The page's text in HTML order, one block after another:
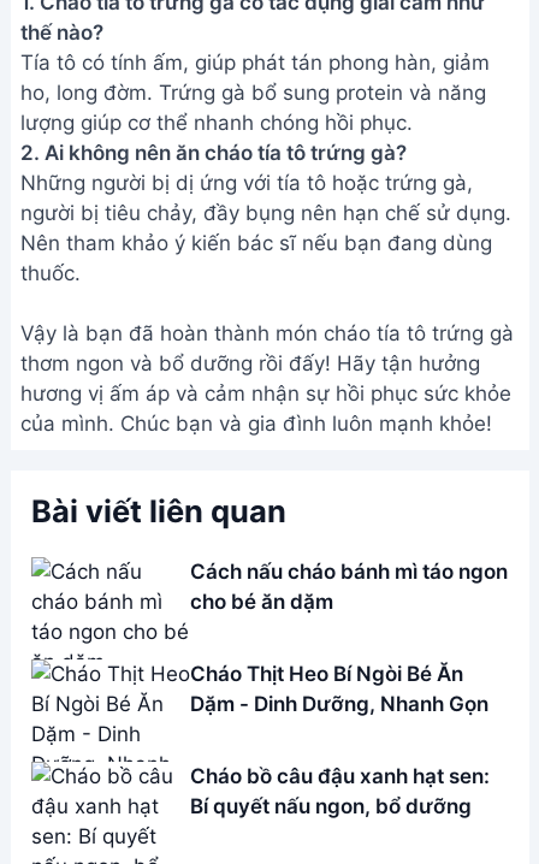
thế nào?
Tía tô có tính ấm, giúp phát tán phong hàn, giảm
ho, long đờm. Trứng gà bổ sung protein và năng
lượng giúp cơ thể nhanh chóng hồi phục.
2. Ai không nên ăn cháo tía tô trứng gà?
Những người bị dị ứng với tía tô hoặc trứng gà,
người bị tiêu chảy, đầy bụng nên hạn chế sử dụng.
Nên tham khảo ý kiến bác sĩ nếu bạn đang dùng
thuốc.
Vậy là bạn đã hoàn thành món cháo tía tô trứng gà
thơm ngon và bổ dưỡng rồi đấy! Hãy tận hưởng
hương vị ấm áp và cảm nhận sự hồi phục sức khỏe
của mình. Chúc bạn và gia đình luôn mạnh khỏe!
Bài viết liên quan
Cách nấu cháo bánh mì táo ngon
cho bé ăn dặm
Cháo Thịt Heo Bí Ngòi Bé Ăn
Dặm - Dinh Dưỡng, Nhanh Gọn
Cháo bồ câu đậu xanh hạt sen:
Bí quyết nấu ngon, bổ dưỡng